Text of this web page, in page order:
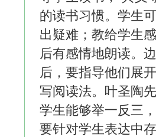
的读书习惯。学生
出疑难；教给学生
后有感情地朗读。
后，要指导他们展
写阅读法。叶圣陶
学生能够举一反三
要针对学生表达中